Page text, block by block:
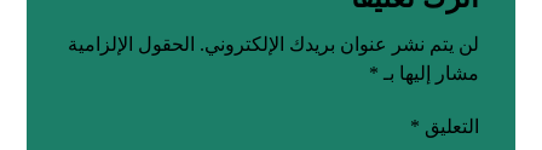
لن يتم نشر عنوان بريدك الإلكتروني. الحقول الإلزامية
مشار إليها بـ *
التعليق *